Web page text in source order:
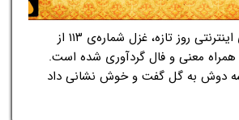
در این بخش از مجله‌ی اینترنتی روز تازه، غزل شماره‌ی ۱۱۳ از
همراه معنی و فال گردآوری شده است.